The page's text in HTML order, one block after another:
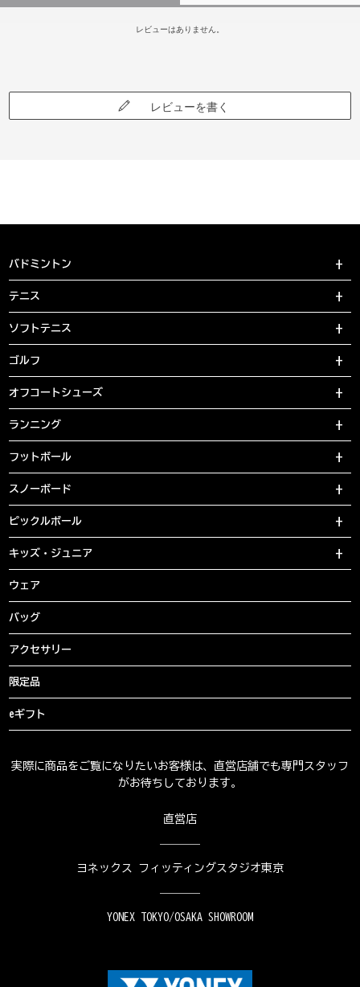
レビューはありません。
レビューを書く
バドミントン
テニス
ソフトテニス
ゴルフ
オフコートシューズ
ランニング
フットボール
スノーボード
ピックルボール
キッズ・ジュニア
ウェア
バッグ
アクセサリー
限定品
eギフト
実際に商品をご覧になりたいお客様は、直営店舗でも専門スタッフ
がお待ちしております。
直営店
ヨネックス フィッティングスタジオ東京
YONEX TOKYO/OSAKA SHOWROOM